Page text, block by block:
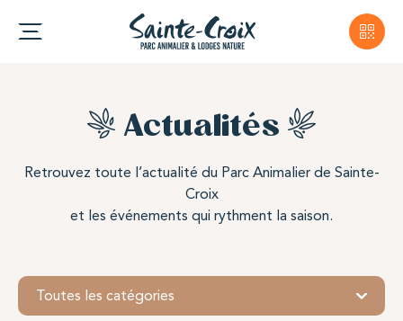
Actualités
Retrouvez toute l’actualité du Parc Animalier de Sainte-
Croix
et les événements qui rythment la saison.
Toutes les catégories